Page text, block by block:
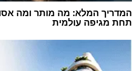
המדריך המלא: מה מותר ומה
תחת מגיפה עולמית